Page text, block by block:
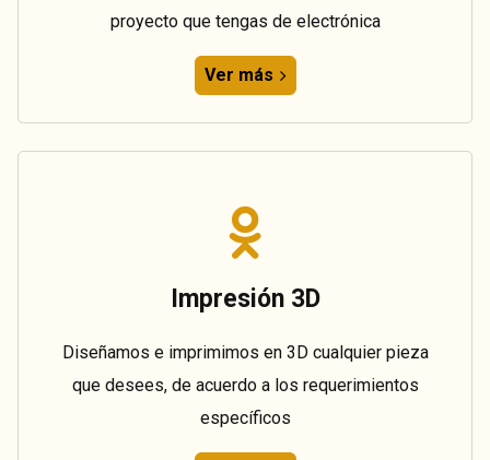
proyecto que tengas de electrónica
Ver más
Impresión 3D
Diseñamos e imprimimos en 3D cualquier pieza
que desees, de acuerdo a los requerimientos
específicos